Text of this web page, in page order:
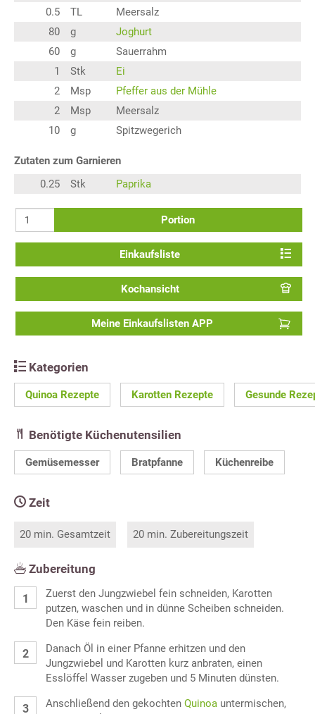
0.5
TL
Meersalz
80
g
Joghurt
60
g
Sauerrahm
1
Stk
Ei
2
Msp
Pfeffer aus der Mühle
2
Msp
Meersalz
10
g Spitzwegerich
Zutaten zum Garnieren
0.25
Stk Paprika
Portion
Einkaufsliste
Kochansicht
Meine Einkaufslisten APP
Kategorien
Quinoa Rezepte Karotten Rezepte Gesunde
Benötigte Küchenutensilien
Gemüsemesser Bratpfanne Küchenreibe
Zeit
20 min. Gesamtzeit 20 min. Zubereitungszeit
Zubereitung
Zuerst den Jungzwiebel fein schneiden, Karotten
putzen, waschen und in dünne Scheiben schneiden.
Den Käse fein reiben.
Danach Öl in einer Pfanne erhitzen und den
Jungzwiebel und Karotten kurz anbraten, einen
Esslöffel Wasser zugeben und 5 Minuten dünsten.
Anschließend den gekochten Quinoa untermischen,